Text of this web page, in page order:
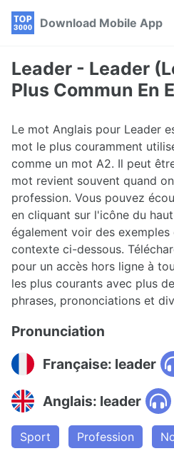
Skip
navigation
Skip
Skip
Download Mobile App
Leader - Leader
Plus Commun En
Le mot Anglais pour Leader
mot le plus couramment
comme un mot A2. Il peut
mot revient souvent quand
profession. Vous pouvez
en cliquant sur l'icône du
également voir des
contexte ci-dessous.
pour un accès hors ligne à
les plus courants avec plus
phrases, prononciations et
Pronunciation
Française: leader
Anglais: leader
Sport Profession